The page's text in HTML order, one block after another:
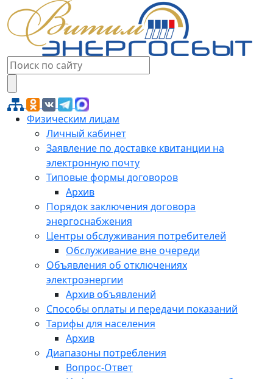
Физическим лицам
Личный кабинет
Заявление по доставке квитанции на
электронную почту
Типовые формы договоров
Архив
Порядок заключения договора
энергоснабжения
Центры обслуживания потребителей
Обслуживание вне очереди
Объявления об отключениях
электроэнергии
Архив объявлений
Способы оплаты и передачи показаний
Тарифы для населения
Архив
Диапазоны потребления
Вопрос-Ответ